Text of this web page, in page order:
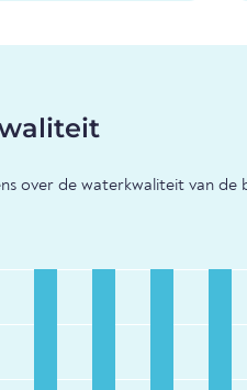
over de waterkwaliteit van de